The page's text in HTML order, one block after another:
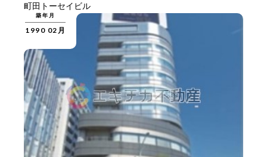
町田トーセイビル
築年月
1990 02月